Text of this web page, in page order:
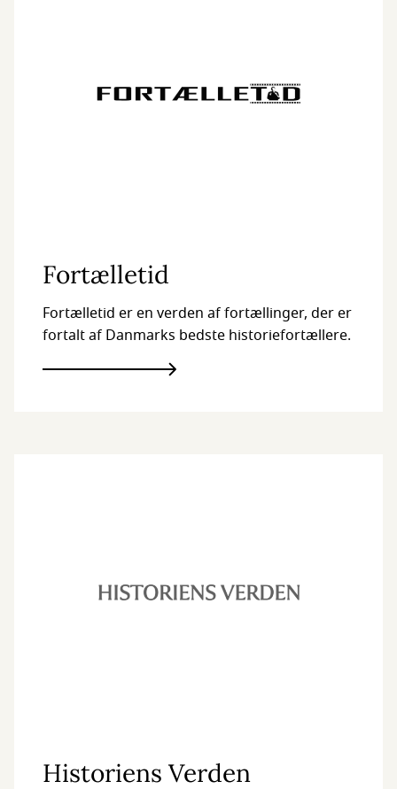
Fortælletid
Fortælletid er en verden af fortællinger, der er
fortalt af Danmarks bedste historiefortællere.
Historiens Verden